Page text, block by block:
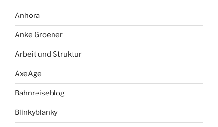
Anhora
Anke Groener
Arbeit und Struktur
AxeAge
Bahnreiseblog
Blinkyblanky